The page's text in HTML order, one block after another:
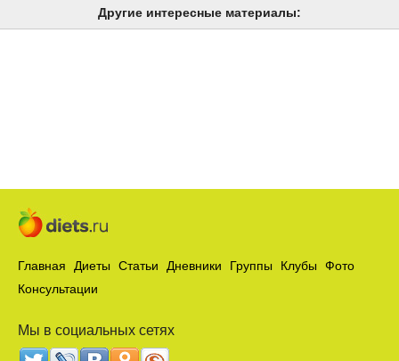
Другие интересные материалы:
Главная Диеты Статьи Дневники Группы Клубы
Фото
Консультации
Мы в социальных сетях